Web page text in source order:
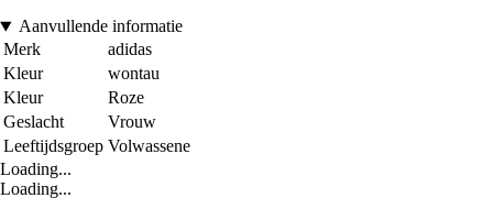
Aanvullende informatie
Merk
adidas
Kleur
wontau
Kleur
Roze
Geslacht
Vrouw
Leeftijdsgroep Volwassene
Loading...
Loading...